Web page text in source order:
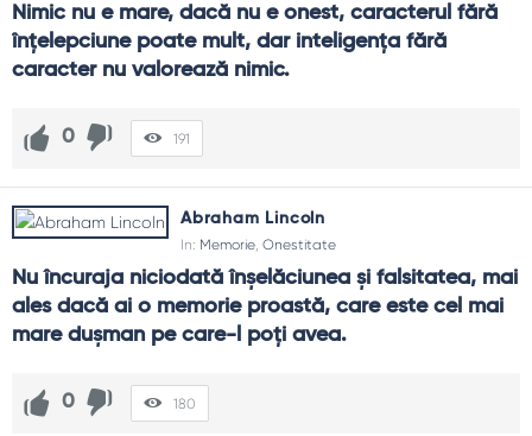
Nimic nu e mare, dacă nu e onest, caracterul fără
înțelepciune poate mult, dar inteligența fără
caracter nu valorează nimic.
0 191
Abraham Lincoln
In: Memorie Onestitate
Nu încuraja niciodată înşelăciunea şi falsitatea, mai
ales dacă ai o memorie proastă, care este cel mai
mare duşman pe care-l poţi avea.
0 180